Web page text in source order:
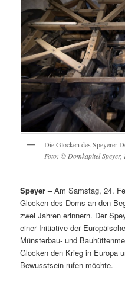
Die Glocken des Speyerer
Foto: © Domkapitel
Speyer –Am Samstag, 24.
Glocken des Doms an den
zwei Jahren erinnern. Der
einer Initiative der
Münsterbau- und
Glocken den Krieg in Europa
Bewusstsein rufen möchte.